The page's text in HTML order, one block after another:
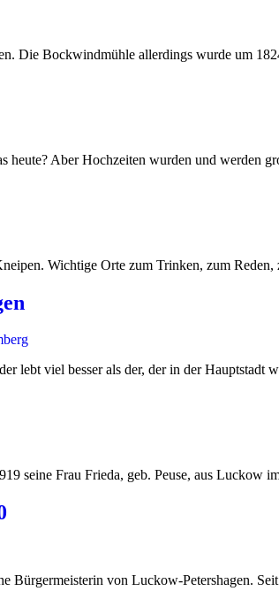
Die Bockwindmühle allerdings wurde um
Aber Hochzeiten wurden und werden
Wichtige Orte zum Trinken, zum
lebt viel besser als der, der in der
seine Frau Frieda, geb. Peuse, aus
Bürgermeisterin von Luckow-Petershagen.